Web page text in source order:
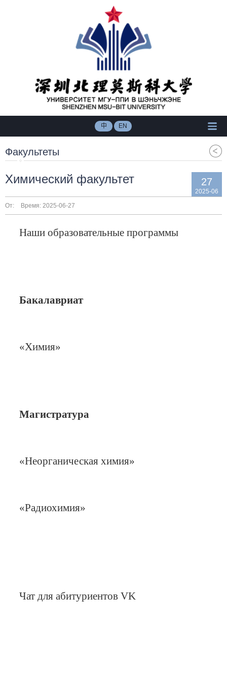
中 EN
Факультеты
Химический факультет 27
2025-06
От:
Время: 2025-06-27
Наши образовательные программы
Бакалавриат
«Химия»
Магистратура
«Неорганическая химия»
«Радиохимия»
Чат для абитуриентов VK